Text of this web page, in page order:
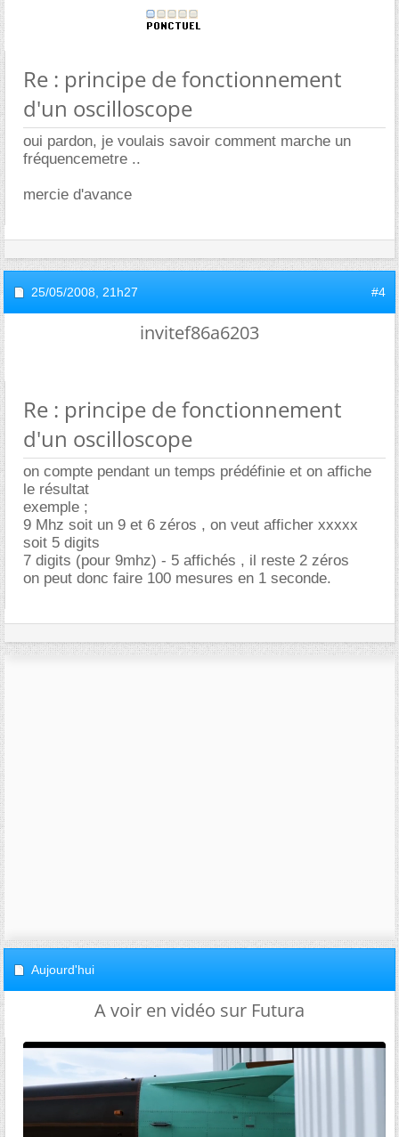
Re : principe de fonctionnement
d'un oscilloscope
oui pardon, je voulais savoir comment marche un
fréquencemetre ..
mercie d'avance
25/05/2008, 21h27 #4
invitef86a6203
Re : principe de fonctionnement
d'un oscilloscope
on compte pendant un temps prédéfinie et on affiche
le résultat
exemple ;
9 Mhz soit un 9 et 6 zéros , on veut afficher xxxxx
soit 5 digits
7 digits (pour 9mhz) - 5 affichés , il reste 2 zéros
on peut donc faire 100 mesures en 1 seconde.
Aujourd'hui
A voir en vidéo sur Futura